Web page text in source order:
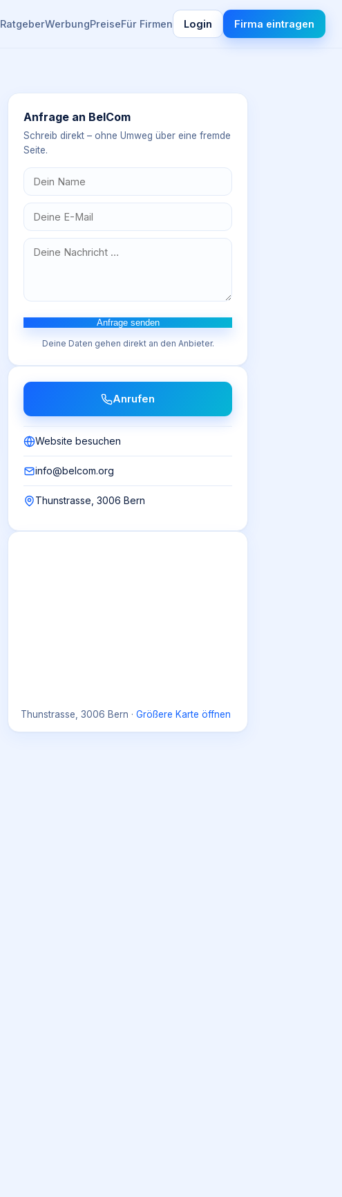
RatgeberWerbungPreiseFür Firmen Login Firma eintragen
Anfrage an BelCom
Schreib direkt – ohne Umweg über eine fremde
Seite.
Anfrage senden
Deine Daten gehen direkt an den Anbieter.
Anrufen
Website besuchen
info@belcom.org
Thunstrasse, 3006 Bern
Thunstrasse, 3006 Bern · Größere Karte öffnen